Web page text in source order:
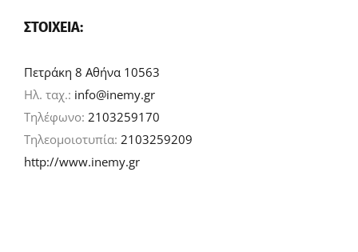
ΣΤΟΙΧΕΊΑ:
Πετράκη 8 Αθήνα 10563
Ηλ. ταχ.: info@inemy.gr
Τηλέφωνο: 2103259170
Τηλεομοιοτυπία: 2103259209
http://www.inemy.gr